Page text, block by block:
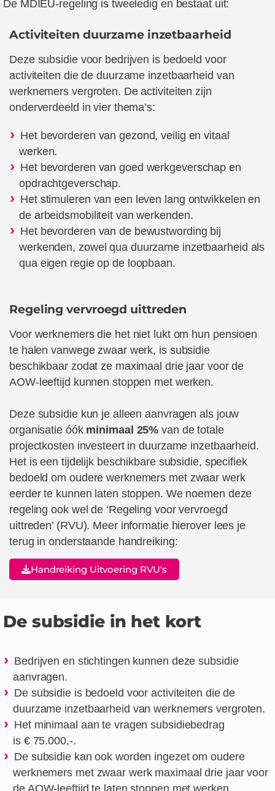
De MDIEU-regeling is tweeledig en bestaat uit:
Activiteiten duurzame inzetbaarheid
Deze subsidie voor bedrijven is bedoeld voor
activiteiten die de duurzame inzetbaarheid van
werknemers vergroten. De activiteiten zijn
onderverdeeld in vier thema’s:
Het bevorderen van gezond, veilig en vitaal
werken.
Het bevorderen van goed werkgeverschap en
opdrachtgeverschap.
Het stimuleren van een leven lang ontwikkelen en
de arbeidsmobiliteit van werkenden.
Het bevorderen van de bewustwording bij
werkenden, zowel qua duurzame inzetbaarheid als
qua eigen regie op de loopbaan.
Regeling vervroegd uittreden
Voor werknemers die het niet lukt om hun pensioen
te halen vanwege zwaar werk, is subsidie
beschikbaar zodat ze maximaal drie jaar voor de
AOW-leeftijd kunnen stoppen met werken.
Deze subsidie kun je alleen aanvragen als jouw
organisatie óók minimaal 25% van de totale
projectkosten investeert in duurzame inzetbaarheid.
Het is een tijdelijk beschikbare subsidie, specifiek
bedoeld om oudere werknemers met zwaar werk
eerder te kunnen laten stoppen. We noemen deze
regeling ook wel de ‘Regeling voor vervroegd
uittreden’ (RVU). Meer informatie hierover lees je
terug in onderstaande handreiking:
Handreiking Uitvoering RVU's
De subsidie in het kort
Bedrijven en stichtingen kunnen deze subsidie
aanvragen.
De subsidie is bedoeld voor activiteiten die de
duurzame inzetbaarheid van werknemers vergroten.
Het minimaal aan te vragen subsidiebedrag
is € 75.000,-.
De subsidie kan ook worden ingezet om oudere
werknemers met zwaar werk maximaal drie jaar voor
de AOW-leeftijd te laten stoppen met werken.